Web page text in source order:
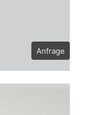
Anfrage